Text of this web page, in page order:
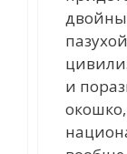
и